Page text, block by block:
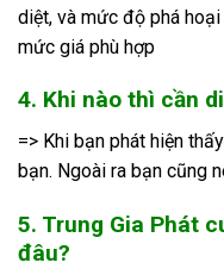
diệt, và mức độ phá
mức giá phù hợp
4. Khi nào thì cần
=> Khi bạn phát hiện
bạn. Ngoài ra bạn cũng
5. Trung Gia Phát
đâu?